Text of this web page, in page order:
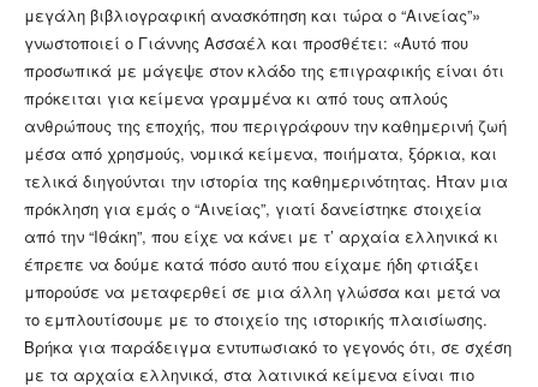
μεγάλη βιβλιογραφική ανασκόπηση και τώρα ο “Αινείας”»
γνωστοποιεί ο Γιάννης Ασσαέλ και προσθέτει: «Αυτό που
προσωπικά με μάγεψε στον κλάδο της επιγραφικής είναι ότι
πρόκειται για κείμενα γραμμένα κι από τους απλούς
ανθρώπους της εποχής, που περιγράφουν την καθημερινή ζωή
μέσα από χρησμούς, νομικά κείμενα, ποιήματα, ξόρκια, και
τελικά διηγούνται την ιστορία της καθημερινότητας. Ήταν μια
πρόκληση για εμάς ο “Αινείας”, γιατί δανείστηκε στοιχεία
από την “Ιθάκη”, που είχε να κάνει με τ’ αρχαία ελληνικά κι
έπρεπε να δούμε κατά πόσο αυτό που είχαμε ήδη φτιάξει
μπορούσε να μεταφερθεί σε μια άλλη γλώσσα και μετά να
το εμπλουτίσουμε με το στοιχείο της ιστορικής πλαισίωσης.
Βρήκα για παράδειγμα εντυπωσιακό το γεγονός ότι, σε σχέση
με τα αρχαία ελληνικά, στα λατινικά κείμενα είναι πιο